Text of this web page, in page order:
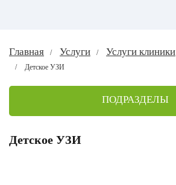
Главная Услуги Услуги клиники
Детское УЗИ
ПОДРАЗДЕЛЫ
Детское УЗИ